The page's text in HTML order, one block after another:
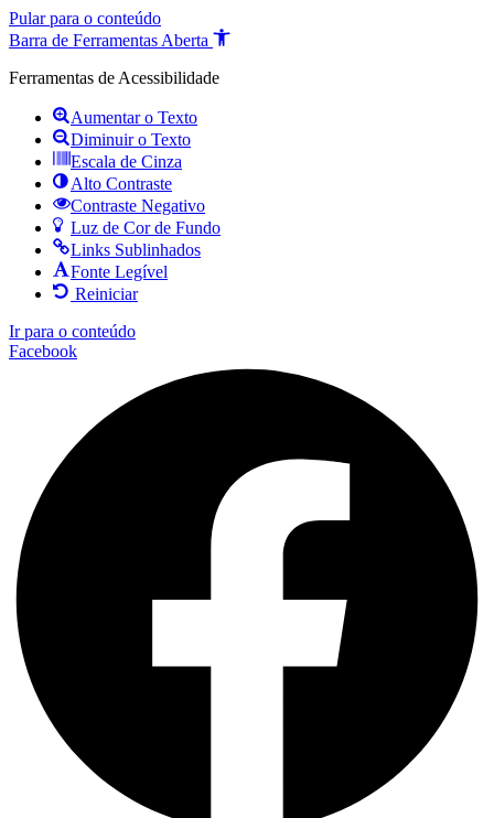
Pular para o conteúdo
Barra de Ferramentas Aberta
Ferramentas de Acessibilidade
Aumentar o Texto
Diminuir o Texto
Escala de Cinza
Alto Contraste
Contraste Negativo
Luz de Cor de Fundo
Links Sublinhados
Fonte Legível
Reiniciar
Ir para o conteúdo
Facebook